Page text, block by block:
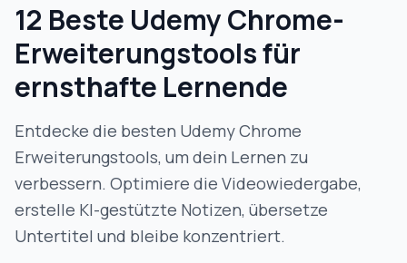
KI-Video-Notizen
Tutorials
Blog
12 Beste Udemy Chrome-
Erweiterungstools für
ernsthafte Lernende
Entdecke die besten Udemy Chrome
Erweiterungstools, um dein Lernen zu
verbessern. Optimiere die Videowiedergabe,
erstelle KI-gestützte Notizen, übersetze
Untertitel und bleibe konzentriert.